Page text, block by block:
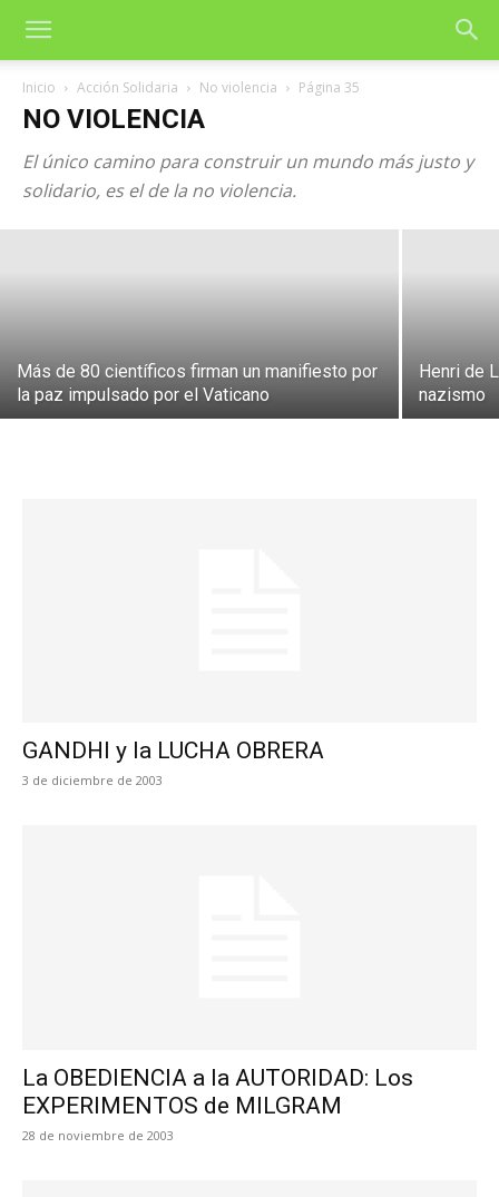
Inicio Acción Solidaria No violencia Página 35
NO VIOLENCIA
El único camino para construir un mundo más justo y
solidario, es el de la no violencia.
Testimonios por la Paz
22 de mayo de 2026
Más de 80 científicos firman un manifiesto por
la paz impulsado por el Vaticano
Henri de
nazismo
GANDHI y la LUCHA OBRERA
3 de diciembre de 2003
La OBEDIENCIA a la AUTORIDAD: Los
EXPERIMENTOS de MILGRAM
28 de noviembre de 2003